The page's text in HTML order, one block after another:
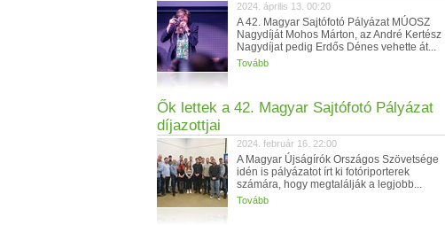
2024. április 13. 00:20
A 42. Magyar Sajtófotó Pályázat MÚOSZ
Nagydíját Mohos Márton, az André Kertész
Nagydíjat pedig Erdős Dénes vehette át...
Tovább
Ők lettek a 42. Magyar Sajtófotó Pályázat
díjazottjai
2024. február 16. 22:00
A Magyar Újságírók Országos Szövetsége
idén is pályázatot írt ki fotóriporterek
számára, hogy megtalálják a legjobb...
Tovább